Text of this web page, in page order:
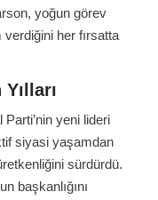
yoğun görev
her fırsatta
Parti’nin yeni lideri
siyasi yaşamdan
sürdürdü.
başkanlığını